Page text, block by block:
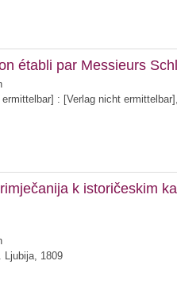
établi par Messieurs
: [Verlag nicht
k istoričeskim
Ljubija, 1809